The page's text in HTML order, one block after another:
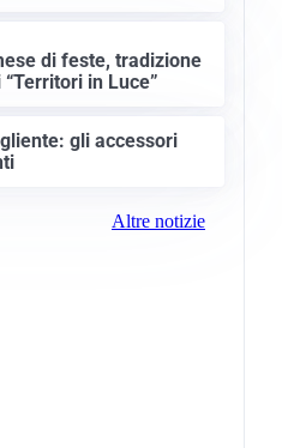
di feste, tradizione
in Luce”
gli accessori
Altre notizie